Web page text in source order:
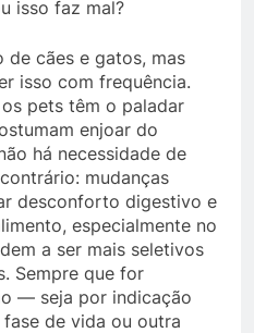
isso faz mal?
de cães e gatos, mas
isso com frequência.
pets têm o paladar
enjoar do
há necessidade de
mudanças
desconforto digestivo e
especialmente no
a ser mais seletivos
Sempre que for
— seja por indicação
de vida ou outra